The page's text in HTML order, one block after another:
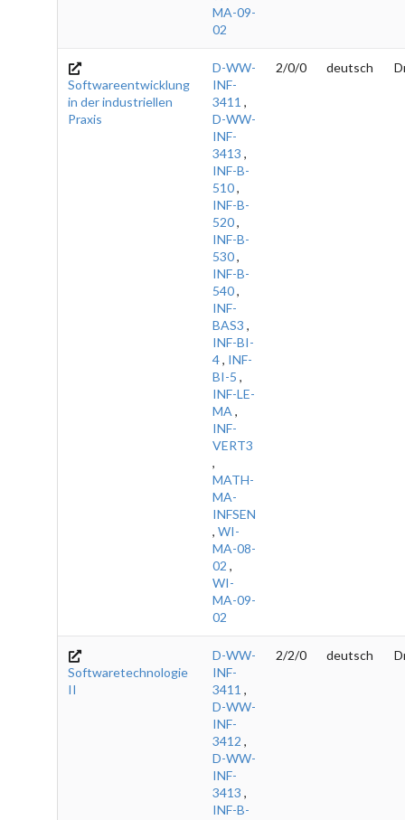
MA-09-
02
Softwareentwicklung
in der industriellen
Praxis
D-WW-
INF-
3411 ,
D-WW-
INF-
3413 ,
INF-B-
510,
INF-B-
520,
INF-B-
530,
INF-B-
540,
INF-
BAS3 ,
INF-BI-
4, INF-
BI-5 ,
INF-LE-
MA ,
INF-
VERT3
,
MATH-
MA-
INFSEN
, WI-
MA-08-
02 ,
WI-
MA-09-
02
2/0/0 deutsch
Softwaretechnologie
II
D-WW-
INF-
3411 ,
D-WW-
INF-
3412 ,
D-WW-
INF-
3413 ,
INF-B-
2/2/0 deutsch